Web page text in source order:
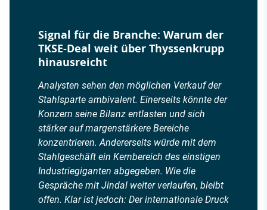
Signal für die Branche: Warum der
TKSE-Deal weit über Thyssenkrupp
hinausreicht
Analysten sehen den möglichen Verkauf der
Stahlsparte ambivalent. Einerseits könnte der
Konzern seine Bilanz entlasten und sich
stärker auf margenstärkere Bereiche
konzentrieren. Andererseits würde mit dem
Stahlgeschäft ein Kernbereich des einstigen
Industriegiganten abgegeben. Wie die
Gespräche mit Jindal weiter verlaufen, bleibt
offen. Klar ist jedoch: Der internationale Druck